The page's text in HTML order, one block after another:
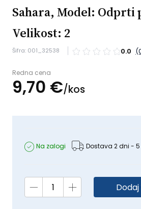
Sahara, Model: Odprti
Velikost: 2
Šifra: 001_32538 0.0
Redna cena
9,70 €/kos
Na zalogi Dostava 2 dni -